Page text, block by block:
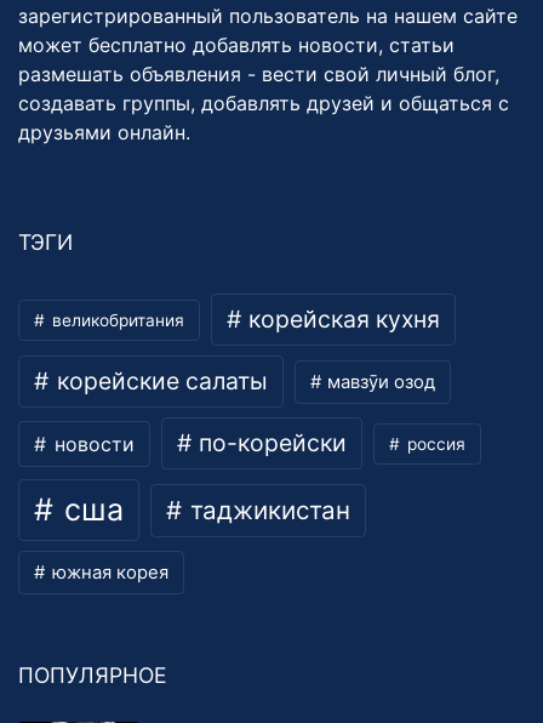
зарегистрированный пользователь на нашем сайте
может бесплатно добавлять новости, статьи
размешать объявления - вести свой личный блог,
создавать группы, добавлять друзей и общаться с
друзьями онлайн.
ТЭГИ
великобритания корейская кухня
корейские салаты мавзӯи озод
новости по-корейски россия
сша таджикистан
южная корея
ПОПУЛЯРНОЕ